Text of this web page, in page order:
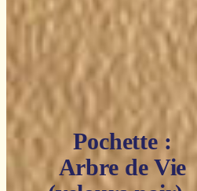
Pochette :
Arbre de Vie